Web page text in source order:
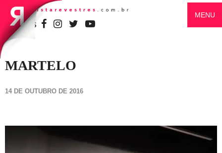
SIGA-NOS
MENU
MARTELO
14 DE OUTUBRO DE 2016